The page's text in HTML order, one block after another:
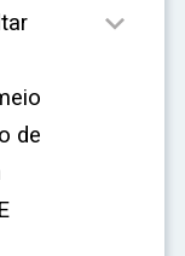
de
